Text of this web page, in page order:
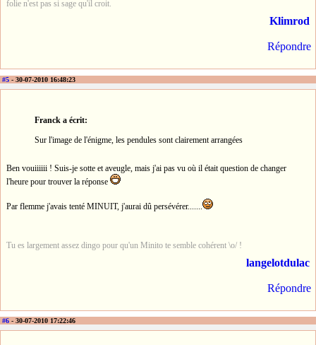
folie n'est pas si sage qu'il croit.
Klimrod
Répondre
#5 - 30-07-2010 16:48:23
Franck a écrit:
Sur l'image de l'énigme, les pendules sont clairement arrangées
Ben vouiiiiii ! Suis-je sotte et aveugle, mais j'ai pas vu où il était question de changer
l'heure pour trouver la réponse
Par flemme j'avais tenté MINUIT, j'aurai dû persévérer.......
Tu es largement assez dingo pour qu'un Minito te semble cohérent \o/ !
langelotdulac
Répondre
#6 - 30-07-2010 17:22:46